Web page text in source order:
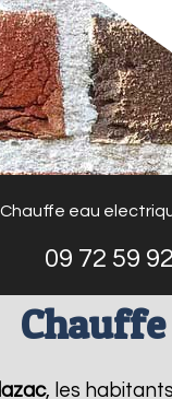
Chauffe eau
09 72 59
, les